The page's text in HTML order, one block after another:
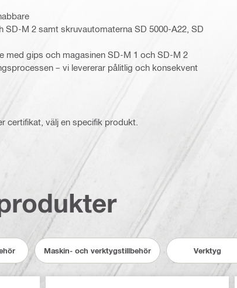
SD-M 2 samt skruvautomaterna SD 5000-A22, SD
med gips och magasinen SD-M 1 och SD-M 2
– vi levererar pålitlig och konsekvent
certifikat, välj en specifik produkt.
Maskin- och verktygstillbehör Verktyg